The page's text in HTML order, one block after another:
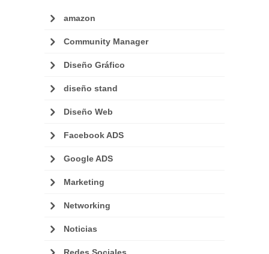
amazon
Community Manager
Diseño Gráfico
diseño stand
Diseño Web
Facebook ADS
Google ADS
Marketing
Networking
Noticias
Redes Sociales